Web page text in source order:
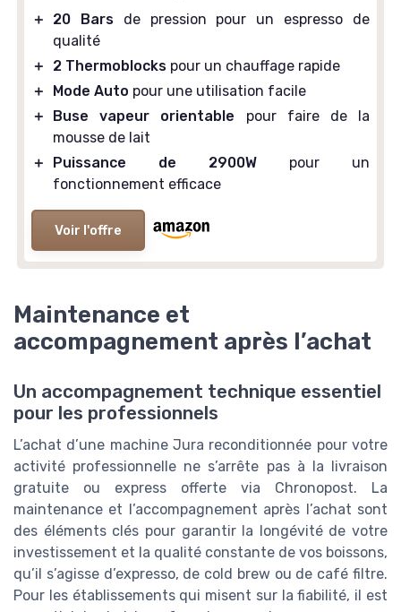
＋ 20 Barsde pression pour un espresso de
qualité
＋
2 Thermoblocks pour un chauffage rapide
＋
Mode Auto pour une utilisation facile
＋
Buse vapeur orientable pour faire de la
mousse de lait
＋
Puissance de 2900W pour un
fonctionnement efficace
Voir l'offre
Maintenance et
accompagnement après l’achat
Un accompagnement technique essentiel
pour les professionnels
L’achat d’une machine Jura reconditionnée pour votre
activité professionnelle ne s’arrête pas à la livraison
gratuite ou express offerte via Chronopost. La
maintenance et l’accompagnement après l’achat sont
des éléments clés pour garantir la longévité de votre
investissement et la qualité constante de vos boissons,
qu’il s’agisse d’expresso, de cold brew ou de café filtre.
Pour les établissements qui misent sur la fiabilité, il est